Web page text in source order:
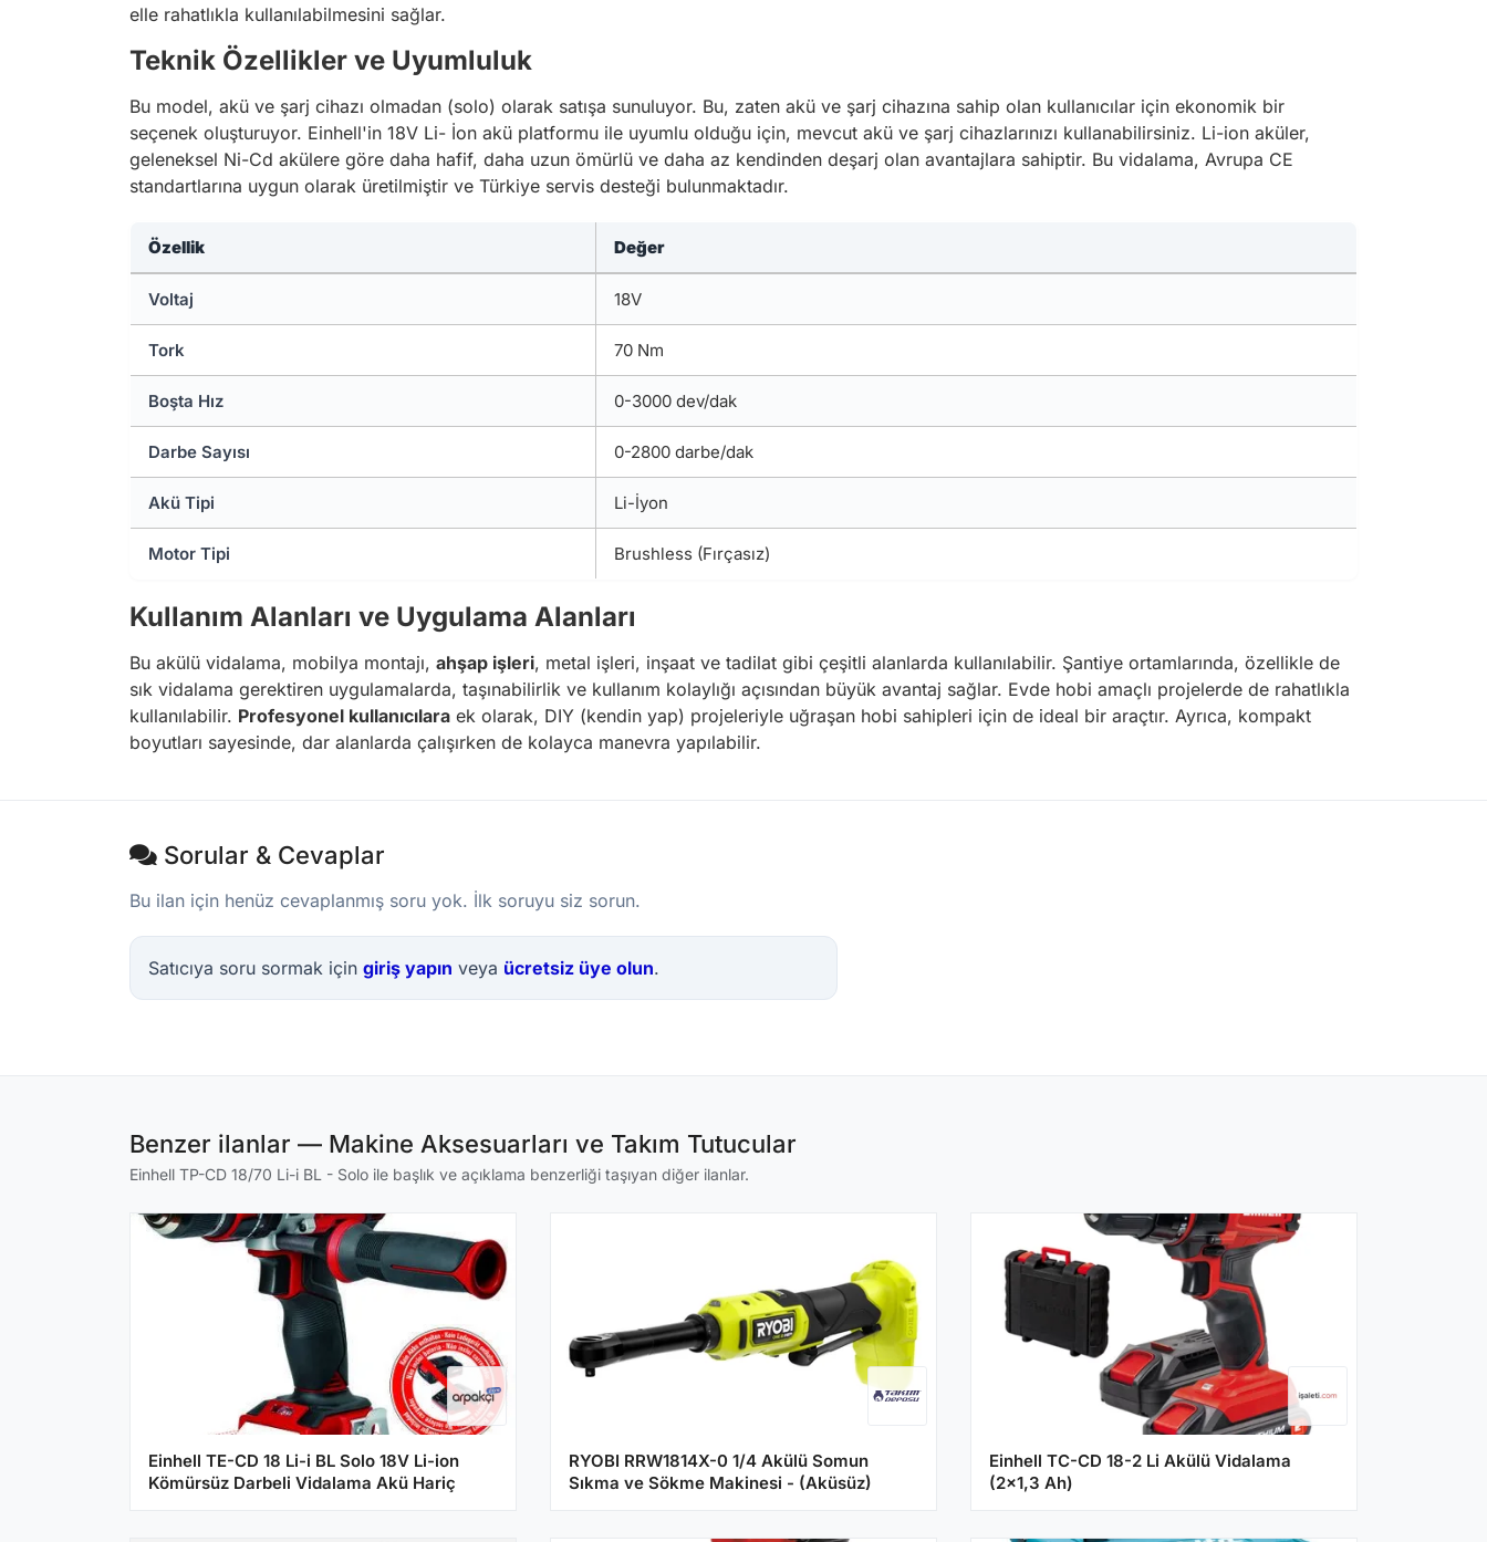
elle rahatlıkla kullanılabilmesini sağlar.
Teknik Özellikler ve Uyumluluk
Bu model, akü ve şarj cihazı olmadan (solo) olarak satışa sunuluyor. Bu, zaten akü ve şarj cihazına sahip olan kullanıcılar için ekonomik bir
seçenek oluşturuyor. Einhell'in 18V Li- İon akü platformu ile uyumlu olduğu için, mevcut akü ve şarj cihazlarınızı kullanabilirsiniz. Li-ion aküler,
geleneksel Ni-Cd akülere göre daha hafif, daha uzun ömürlü ve daha az kendinden deşarj olan avantajlara sahiptir. Bu vidalama, Avrupa CE
standartlarına uygun olarak üretilmiştir ve Türkiye servis desteği bulunmaktadır.
Özellik Değer
Voltaj 18V
Tork 70 Nm
Boşta Hız 0-3000 dev/dak
Darbe Sayısı 0-2800 darbe/dak
Akü Tipi Li-İyon
Motor Tipi Brushless (Fırçasız)
Kullanım Alanları ve Uygulama Alanları
Bu akülü vidalama, mobilya montajı, ahşap işleri, metal işleri, inşaat ve tadilat gibi çeşitli alanlarda kullanılabilir. Şantiye ortamlarında, özellikle de
sık vidalama gerektiren uygulamalarda, taşınabilirlik ve kullanım kolaylığı açısından büyük avantaj sağlar. Evde hobi amaçlı projelerde de rahatlıkla
kullanılabilir. Profesyonel kullanıcılara ek olarak, DIY (kendin yap) projeleriyle uğraşan hobi sahipleri için de ideal bir araçtır. Ayrıca, kompakt
boyutları sayesinde, dar alanlarda çalışırken de kolayca manevra yapılabilir.
Sorular & Cevaplar
Bu ilan için henüz cevaplanmış soru yok. İlk soruyu siz sorun.
Satıcıya soru sormak için giriş yapın veya ücretsiz üye olun.
Benzer ilanlar — Makine Aksesuarları ve Takım Tutucular
Einhell TP-CD 18/70 Li-i BL - Solo ile başlık ve açıklama benzerliği taşıyan diğer ilanlar.
Einhell TE-CD 18 Li-i BL Solo 18V Li-ion
Kömürsüz Darbeli Vidalama Akü Hariç
RYOBI RRW1814X-0 1/4 Akülü Somun
Sıkma ve Sökme Makinesi - (Aküsüz)
Einhell TC-CD 18-2 Li Akülü Vidalama
(2x1,3 Ah)